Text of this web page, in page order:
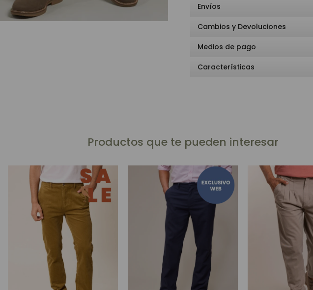
Envíos
Cambios y Devoluciones
Medios de pago
Características
Productos que te pueden interesar